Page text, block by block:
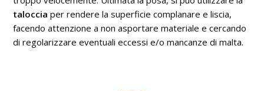
taloccia per rendere la superficie complanare e liscia,
facendo attenzione a non asportare materiale e cercando
di regolarizzare eventuali eccessi e/o mancanze di malta.